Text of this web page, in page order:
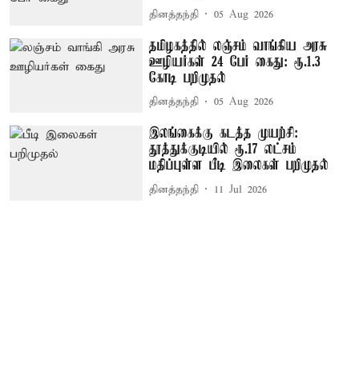
தினத்தந்தி 05 Aug 2026
தமிழகத்தில் லஞ்சம் வாங்கிய அரசு
ஊழியர்கள் 24 பேர் கைது: ரூ.1.3
கோடி பறிமுதல்
தினத்தந்தி 05 Aug 2026
இலங்கைக்கு கடத்த முயற்சி:
தூத்துக்குடியில் ரூ.17 லட்சம்
மதிப்புள்ள பீடி இலைகள் பறிமுதல்
தினத்தந்தி 11 Jul 2026